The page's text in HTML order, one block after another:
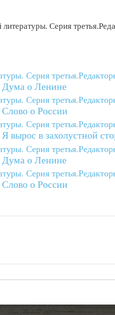
Серия
Серия
Дума о Ленине
Серия
Слово о России
Серия
Я вырос в захолустной
Серия
Дума о Ленине
Серия
Слово о России